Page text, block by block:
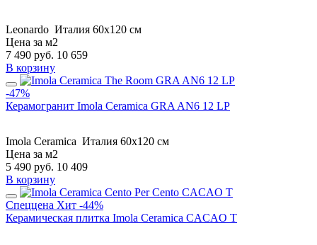
Leonardo Италия 60x120 см
Цена за м2
7 490 руб. 10 659
В корзину
-47%
Керамогранит Imola Ceramica GRA AN6 12 LP
Imola Ceramica Италия 60x120 см
Цена за м2
5 490 руб. 10 409
В корзину
Спеццена Хит -44%
Керамическая плитка Imola Ceramica CACAO T